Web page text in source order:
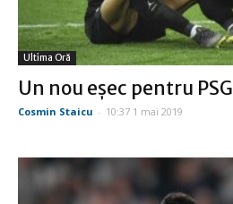
Ultima Oră
Un nou eşec pentru PSG
Cosmin Staicu - 10:37 1 mai 2019